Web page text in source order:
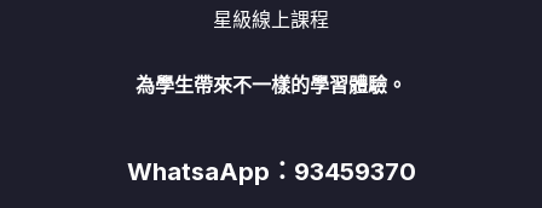
星級線上課程
為學生帶來不一樣的學習體驗。
WhatsaApp：93459370